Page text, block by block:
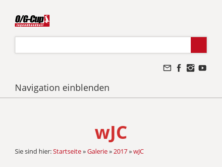
Navigation einblenden
wJC
Sie sind hier:Startseite»Galerie»2017»wJC